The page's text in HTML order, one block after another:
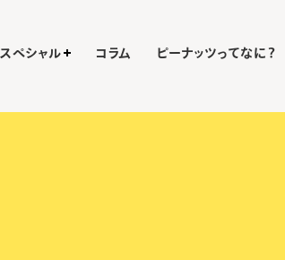
スペシャル コラム ピーナッツってなに？